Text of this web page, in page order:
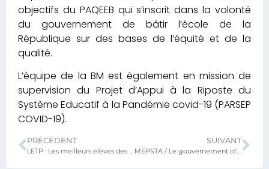
objectifs du PAQEEB qui s’inscrit dans la volonté
du gouvernement de bâtir l’école de la
République sur des bases de l’équité et de la
qualité.
L’équipe de la BM est également en mission de
supervision du Projet d’Appui à la Riposte du
Système Educatif à la Pandémie covid-19 (PARSEP
COVID-19).
PRÉCÉDENT
LETP : Les meilleurs élèves des filières industrielles primés avec le concours d’Atlantic Télécom Togo
SUIVANT
MEPSTA / Le gouvernement offre du matériel roulant pour améliorer l’encadrement pédagogique